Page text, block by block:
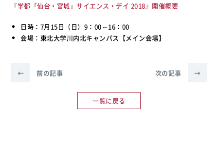
『学都「仙台・宮城」サイエンス・デイ 2018』開催概要
日時：7月15日（日）9：00～16：00
会場：東北大学川内北キャンパス【メイン会場】
← 前の記事
一覧に戻る
次の記事 →